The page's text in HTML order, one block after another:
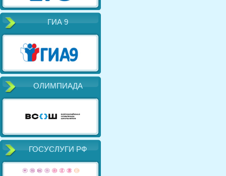
ГИА 9
ОЛИМПИАДА
ГОСУСЛУГИ РФ